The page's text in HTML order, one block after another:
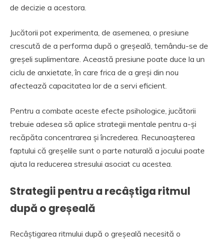
de decizie a acestora.
Jucătorii pot experimenta, de asemenea, o presiune
crescută de a performa după o greșeală, temându-se de
greșeli suplimentare. Această presiune poate duce la un
ciclu de anxietate, în care frica de a greși din nou
afectează capacitatea lor de a servi eficient.
Pentru a combate aceste efecte psihologice, jucătorii
trebuie adesea să aplice strategii mentale pentru a-și
recăpăta concentrarea și încrederea. Recunoașterea
faptului că greșelile sunt o parte naturală a jocului poate
ajuta la reducerea stresului asociat cu acestea.
Strategii pentru a recâștiga ritmul
după o greșeală
Recâștigarea ritmului după o greșeală necesită o